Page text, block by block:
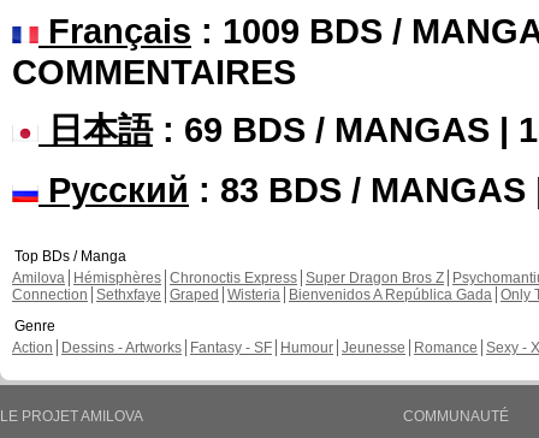
Français : 1009 BDS /
COMMENTAIRES
日本語: 69 BDS / MANGAS |
Русский : 83 BDS / MANGAS
Top BDs / Manga
Amilova
Hémisphères Chronoctis Express Super Dragon Bros Z
Connection Sethxfaye Graped Wisteria Bienvenidos A República Gada Only
Genre
Action
Dessins - Artworks Fantasy - SF Humour Jeunesse Romance Sexy -
LE PROJET AMILOVA
COMMUNAUTÉ